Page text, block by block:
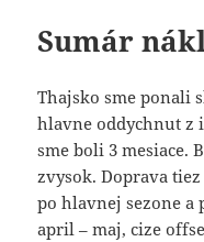
Sumár
Thajsko sme ponali
hlavne oddychnut z
sme boli 3 mesiace.
zvysok. Doprava
po hlavnej sezone a
april – maj, cize